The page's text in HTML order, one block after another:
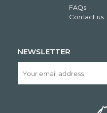
FAQs
Contact us
NEWSLETTER